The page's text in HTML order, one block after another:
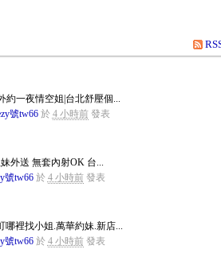
約一夜情空姐|台北舒壓個...
號tw66於 4 小時前發表
妹外送 無套內射OK 台...
號tw66於 4 小時前發表
哪裡找小姐.萬華約妹.新店...
號tw66於 4 小時前發表